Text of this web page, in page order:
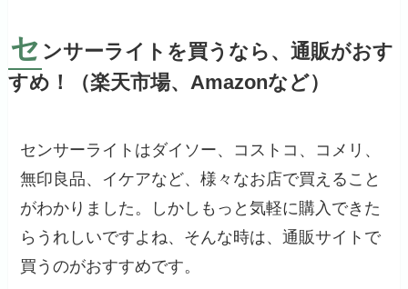
セ ンサーライトを買うなら、通販がおす
すめ！（楽天市場、Amazonなど）
センサーライトはダイソー、コストコ、コメリ、
無印良品、イケアなど、様々なお店で買えること
がわかりました。しかしもっと気軽に購入できた
らうれしいですよね、そんな時は、通販サイトで
買うのがおすすめです。